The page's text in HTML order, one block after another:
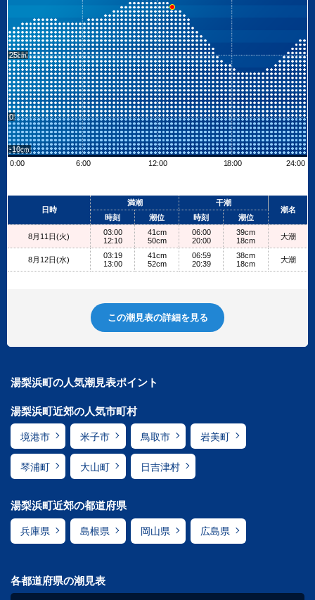
25
0
-10
0:00
6:00 12:00 18:00 24:00
+
日時
満潮
干潮
潮名
時刻
潮位 時刻 潮位
8月11日(火)
03:00
12:10
41cm
50cm
06:00
20:00
39cm
18cm
大潮
8月12日(水)
03:19
13:00
41cm
52cm
06:59
20:39
38cm
18cm
大潮
この潮見表の詳細を見る
湯梨浜町の人気潮見表ポイント
湯梨浜町近郊の人気市町村
境港市 米子市 鳥取市 岩美町
琴浦町 大山町 日吉津村
湯梨浜町近郊の都道府県
兵庫県 島根県 岡山県 広島県
各都道府県の潮見表